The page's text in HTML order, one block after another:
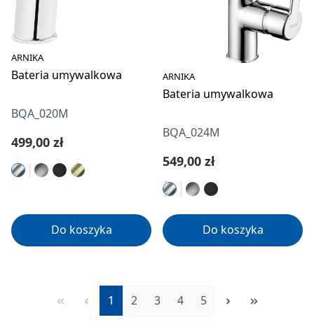
ARNIKA
Bateria umywalkowa
BQA_020M
Cena regularna:
499,00 zł
Do koszyka
ARNIKA
Bateria umywalkowa
BQA_024M
Cena regularna:
549,00 zł
Do koszyka
Strona
1 Strona
2 Strona
3 Strona
4 Strona
5